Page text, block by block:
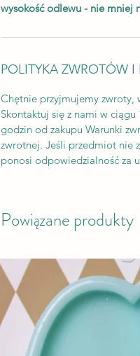
wysokość odlewu - nie mniej
POLITYKA ZWROTÓW I
Chętnie przyjmujemy
Skontaktuj się z nami w
godzin od zakupu Warunki
zwrotnej. Jeśli przedmiot nie
ponosi odpowiedzialność za
Powiązane produkty